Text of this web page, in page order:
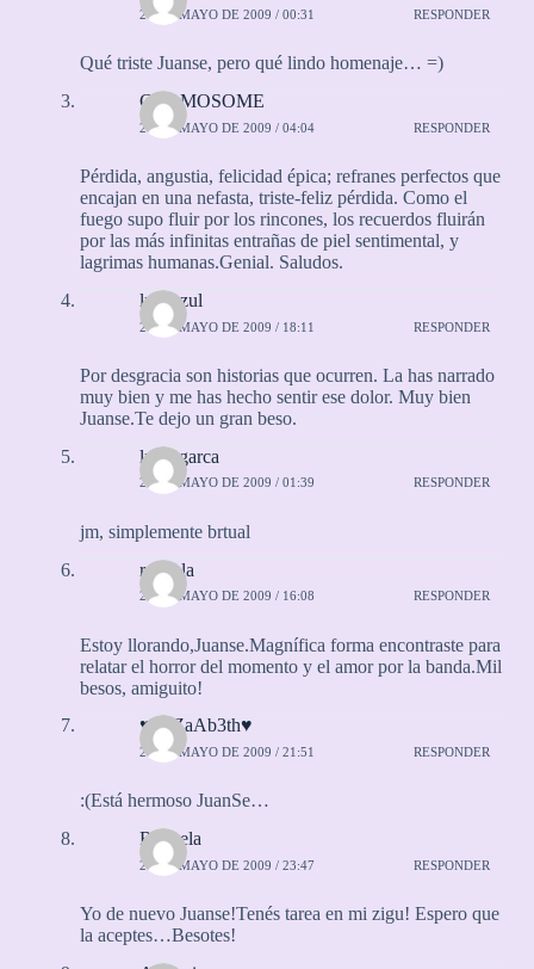
24 DE MAYO DE 2009 / 00:31 RESPONDER
Qué triste Juanse, pero qué lindo homenaje… =)
CROMOSOME
24 DE MAYO DE 2009 / 04:04 RESPONDER
Pérdida, angustia, felicidad épica; refranes perfectos que
encajan en una nefasta, triste-feliz pérdida. Como el
fuego supo fluir por los rincones, los recuerdos fluirán
por las más infinitas entrañas de piel sentimental, y
lagrimas humanas.Genial. Saludos.
lunaazul
24 DE MAYO DE 2009 / 18:11 RESPONDER
Por desgracia son historias que ocurren. La has narrado
muy bien y me has hecho sentir ese dolor. Muy bien
Juanse.Te dejo un gran beso.
luifergarca
25 DE MAYO DE 2009 / 01:39 RESPONDER
jm, simplemente brtual
rayuela
25 DE MAYO DE 2009 / 16:08 RESPONDER
Estoy llorando,Juanse.Magnífica forma encontraste para
relatar el horror del momento y el amor por la banda.Mil
besos, amiguito!
♥EliZaAb3th♥
25 DE MAYO DE 2009 / 21:51 RESPONDER
:(Está hermoso JuanSe…
Rayuela
25 DE MAYO DE 2009 / 23:47 RESPONDER
Yo de nuevo Juanse!Tenés tarea en mi zigu! Espero que
la aceptes…Besotes!